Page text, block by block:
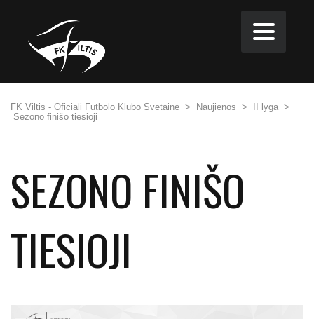
FK Viltis - Oficiali Futbolo Klubo Svetainė > Naujienos > II lyga >
Sezono finišo tiesioji
SEZONO FINIŠO
TIESIOJI